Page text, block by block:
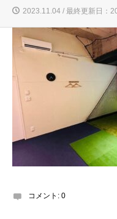
2023.11.04 / 最終更新日：
コメント: 0